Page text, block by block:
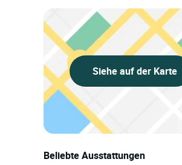
Siehe auf der Karte
Beliebte Ausstattungen